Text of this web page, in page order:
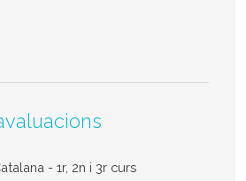
- 1r, 2n i 3r curs